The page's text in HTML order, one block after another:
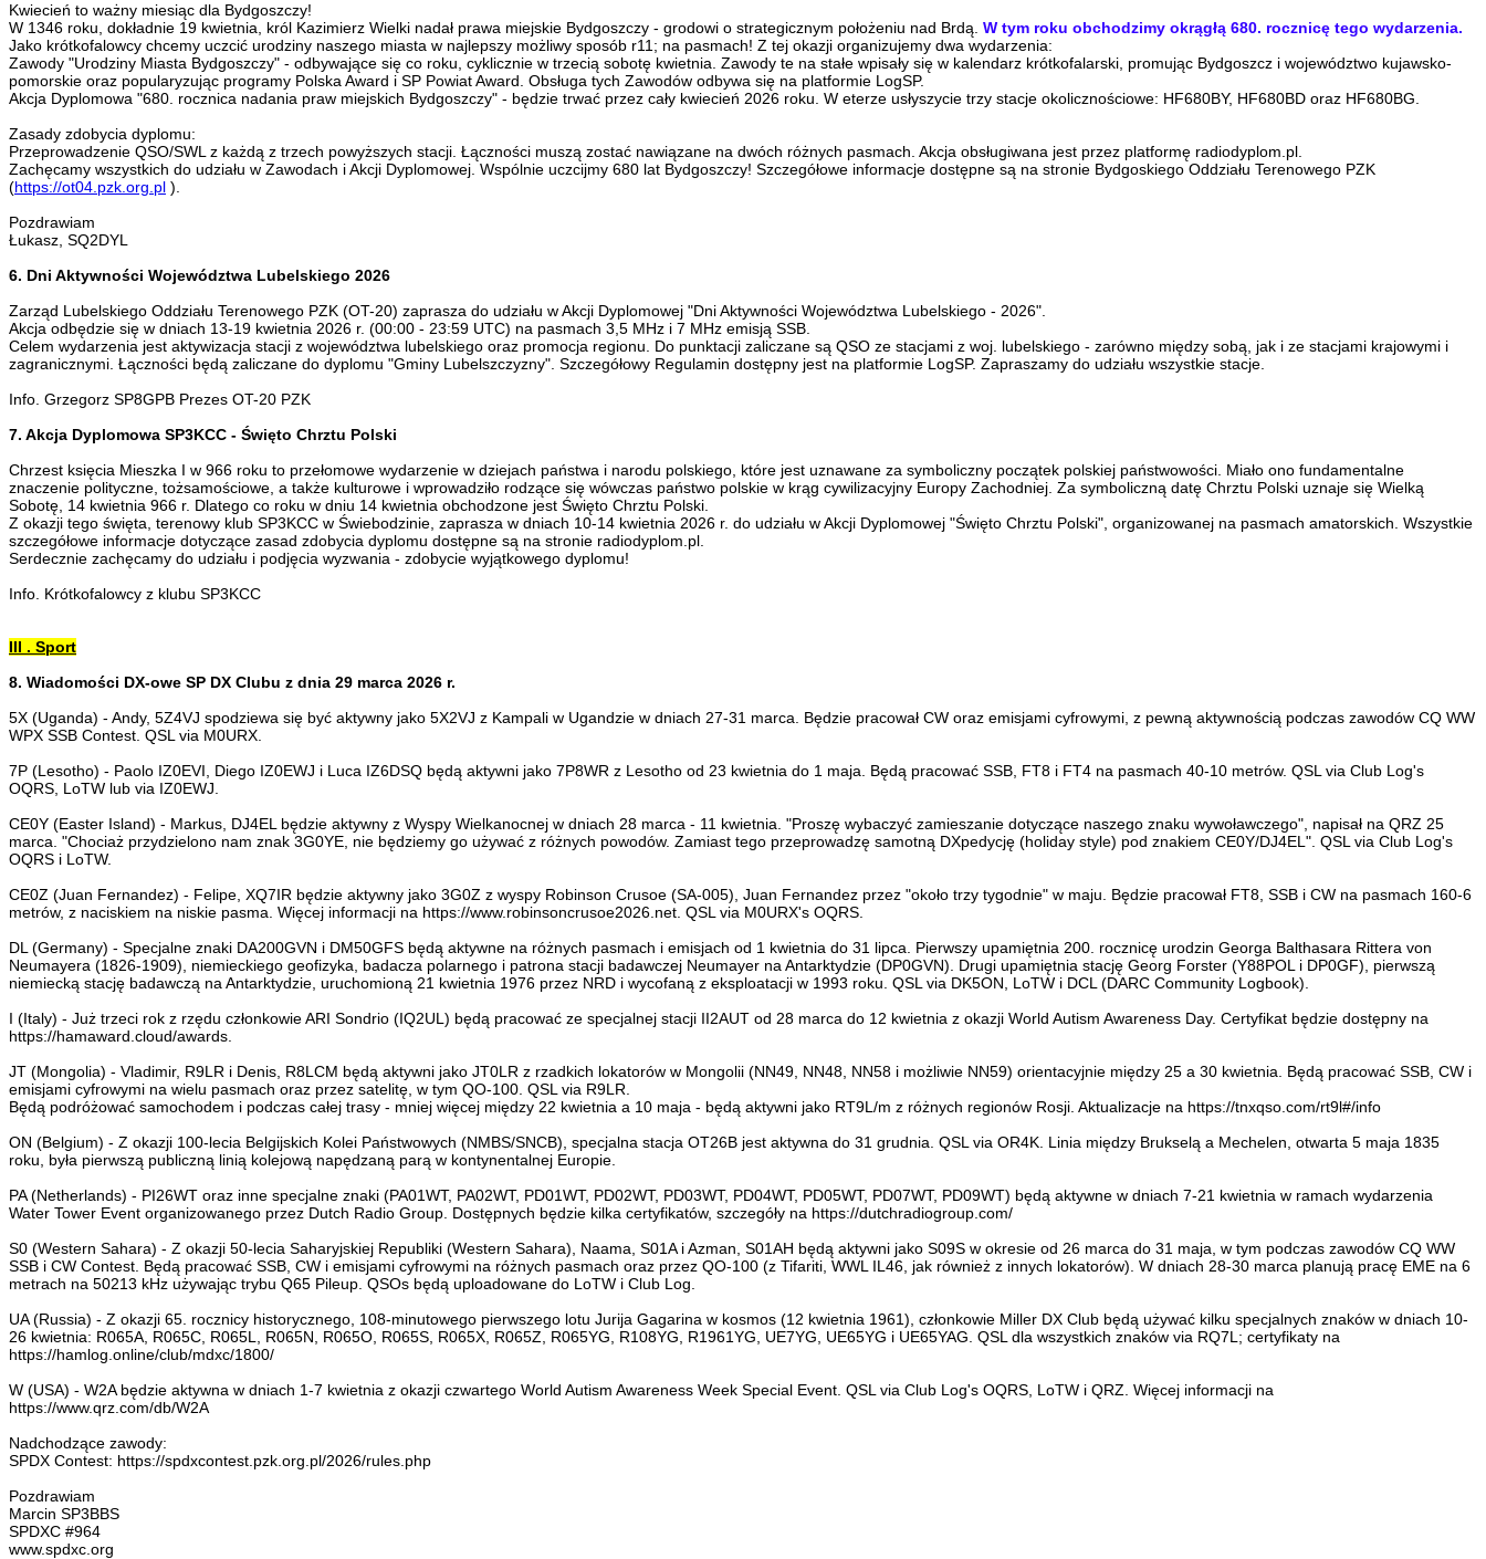
Kwiecień to ważny miesiąc dla Bydgoszczy!
W 1346 roku, dokładnie 19 kwietnia, król Kazimierz Wielki nadał prawa miejskie Bydgoszczy - grodowi o strategicznym położeniu nad Brdą. W tym roku obchodzimy okrągłą 680. rocznicę tego wydarzenia.
Jako krótkofalowcy chcemy uczcić urodziny naszego miasta w najlepszy możliwy sposób r11; na pasmach! Z tej okazji organizujemy dwa wydarzenia:
Zawody "Urodziny Miasta Bydgoszczy" - odbywające się co roku, cyklicznie w trzecią sobotę kwietnia. Zawody te na stałe wpisały się w kalendarz krótkofalarski, promując Bydgoszcz i województwo kujawsko-
pomorskie oraz popularyzując programy Polska Award i SP Powiat Award. Obsługa tych Zawodów odbywa się na platformie LogSP.
Akcja Dyplomowa "680. rocznica nadania praw miejskich Bydgoszczy" - będzie trwać przez cały kwiecień 2026 roku. W eterze usłyszycie trzy stacje okolicznościowe: HF680BY, HF680BD oraz HF680BG.
Zasady zdobycia dyplomu:
Przeprowadzenie QSO/SWL z każdą z trzech powyższych stacji. Łączności muszą zostać nawiązane na dwóch różnych pasmach. Akcja obsługiwana jest przez platformę radiodyplom.pl.
Zachęcamy wszystkich do udziału w Zawodach i Akcji Dyplomowej. Wspólnie uczcijmy 680 lat Bydgoszczy! Szczegółowe informacje dostępne są na stronie Bydgoskiego Oddziału Terenowego PZK
(https://ot04.pzk.org.pl ).
Pozdrawiam
Łukasz, SQ2DYL
6. Dni Aktywności Województwa Lubelskiego 2026
Zarząd Lubelskiego Oddziału Terenowego PZK (OT-20) zaprasza do udziału w Akcji Dyplomowej "Dni Aktywności Województwa Lubelskiego - 2026".
Akcja odbędzie się w dniach 13-19 kwietnia 2026 r. (00:00 - 23:59 UTC) na pasmach 3,5 MHz i 7 MHz emisją SSB.
Celem wydarzenia jest aktywizacja stacji z województwa lubelskiego oraz promocja regionu. Do punktacji zaliczane są QSO ze stacjami z woj. lubelskiego - zarówno między sobą, jak i ze stacjami krajowymi i
zagranicznymi. Łączności będą zaliczane do dyplomu "Gminy Lubelszczyzny". Szczegółowy Regulamin dostępny jest na platformie LogSP. Zapraszamy do udziału wszystkie stacje.
Info. Grzegorz SP8GPB Prezes OT-20 PZK
7. Akcja Dyplomowa SP3KCC - Święto Chrztu Polski
Chrzest księcia Mieszka I w 966 roku to przełomowe wydarzenie w dziejach państwa i narodu polskiego, które jest uznawane za symboliczny początek polskiej państwowości. Miało ono fundamentalne
znaczenie polityczne, tożsamościowe, a także kulturowe i wprowadziło rodzące się wówczas państwo polskie w krąg cywilizacyjny Europy Zachodniej. Za symboliczną datę Chrztu Polski uznaje się Wielką
Sobotę, 14 kwietnia 966 r. Dlatego co roku w dniu 14 kwietnia obchodzone jest Święto Chrztu Polski.
Z okazji tego święta, terenowy klub SP3KCC w Świebodzinie, zaprasza w dniach 10-14 kwietnia 2026 r. do udziału w Akcji Dyplomowej "Święto Chrztu Polski", organizowanej na pasmach amatorskich. Wszystkie
szczegółowe informacje dotyczące zasad zdobycia dyplomu dostępne są na stronie radiodyplom.pl.
Serdecznie zachęcamy do udziału i podjęcia wyzwania - zdobycie wyjątkowego dyplomu!
Info. Krótkofalowcy z klubu SP3KCC
III . Sport
8. Wiadomości DX-owe SP DX Clubu z dnia 29 marca 2026 r.
5X (Uganda) - Andy, 5Z4VJ spodziewa się być aktywny jako 5X2VJ z Kampali w Ugandzie w dniach 27-31 marca. Będzie pracował CW oraz emisjami cyfrowymi, z pewną aktywnością podczas zawodów CQ WW
WPX SSB Contest. QSL via M0URX.
7P (Lesotho) - Paolo IZ0EVI, Diego IZ0EWJ i Luca IZ6DSQ będą aktywni jako 7P8WR z Lesotho od 23 kwietnia do 1 maja. Będą pracować SSB, FT8 i FT4 na pasmach 40-10 metrów. QSL via Club Log's
OQRS, LoTW lub via IZ0EWJ.
CE0Y (Easter Island) - Markus, DJ4EL będzie aktywny z Wyspy Wielkanocnej w dniach 28 marca - 11 kwietnia. "Proszę wybaczyć zamieszanie dotyczące naszego znaku wywoławczego", napisał na QRZ 25
marca. "Chociaż przydzielono nam znak 3G0YE, nie będziemy go używać z różnych powodów. Zamiast tego przeprowadzę samotną DXpedycję (holiday style) pod znakiem CE0Y/DJ4EL". QSL via Club Log's
OQRS i LoTW.
CE0Z (Juan Fernandez) - Felipe, XQ7IR będzie aktywny jako 3G0Z z wyspy Robinson Crusoe (SA-005), Juan Fernandez przez "około trzy tygodnie" w maju. Będzie pracował FT8, SSB i CW na pasmach 160-6
metrów, z naciskiem na niskie pasma. Więcej informacji na https://www.robinsoncrusoe2026.net. QSL via M0URX's OQRS.
DL (Germany) - Specjalne znaki DA200GVN i DM50GFS będą aktywne na różnych pasmach i emisjach od 1 kwietnia do 31 lipca. Pierwszy upamiętnia 200. rocznicę urodzin Georga Balthasara Rittera von
Neumayera (1826-1909), niemieckiego geofizyka, badacza polarnego i patrona stacji badawczej Neumayer na Antarktydzie (DP0GVN). Drugi upamiętnia stację Georg Forster (Y88POL i DP0GF), pierwszą
niemiecką stację badawczą na Antarktydzie, uruchomioną 21 kwietnia 1976 przez NRD i wycofaną z eksploatacji w 1993 roku. QSL via DK5ON, LoTW i DCL (DARC Community Logbook).
I (Italy) - Już trzeci rok z rzędu członkowie ARI Sondrio (IQ2UL) będą pracować ze specjalnej stacji II2AUT od 28 marca do 12 kwietnia z okazji World Autism Awareness Day. Certyfikat będzie dostępny na
https://hamaward.cloud/awards.
JT (Mongolia) - Vladimir, R9LR i Denis, R8LCM będą aktywni jako JT0LR z rzadkich lokatorów w Mongolii (NN49, NN48, NN58 i możliwie NN59) orientacyjnie między 25 a 30 kwietnia. Będą pracować SSB, CW i
emisjami cyfrowymi na wielu pasmach oraz przez satelitę, w tym QO-100. QSL via R9LR.
Będą podróżować samochodem i podczas całej trasy - mniej więcej między 22 kwietnia a 10 maja - będą aktywni jako RT9L/m z różnych regionów Rosji. Aktualizacje na https://tnxqso.com/rt9l#/info
ON (Belgium) - Z okazji 100-lecia Belgijskich Kolei Państwowych (NMBS/SNCB), specjalna stacja OT26B jest aktywna do 31 grudnia. QSL via OR4K. Linia między Brukselą a Mechelen, otwarta 5 maja 1835
roku, była pierwszą publiczną linią kolejową napędzaną parą w kontynentalnej Europie.
PA (Netherlands) - PI26WT oraz inne specjalne znaki (PA01WT, PA02WT, PD01WT, PD02WT, PD03WT, PD04WT, PD05WT, PD07WT, PD09WT) będą aktywne w dniach 7-21 kwietnia w ramach wydarzenia
Water Tower Event organizowanego przez Dutch Radio Group. Dostępnych będzie kilka certyfikatów, szczegóły na https://dutchradiogroup.com/
S0 (Western Sahara) - Z okazji 50-lecia Saharyjskiej Republiki (Western Sahara), Naama, S01A i Azman, S01AH będą aktywni jako S09S w okresie od 26 marca do 31 maja, w tym podczas zawodów CQ WW
SSB i CW Contest. Będą pracować SSB, CW i emisjami cyfrowymi na różnych pasmach oraz przez QO-100 (z Tifariti, WWL IL46, jak również z innych lokatorów). W dniach 28-30 marca planują pracę EME na 6
metrach na 50213 kHz używając trybu Q65 Pileup. QSOs będą uploadowane do LoTW i Club Log.
UA (Russia) - Z okazji 65. rocznicy historycznego, 108-minutowego pierwszego lotu Jurija Gagarina w kosmos (12 kwietnia 1961), członkowie Miller DX Club będą używać kilku specjalnych znaków w dniach 10-
26 kwietnia: R065A, R065C, R065L, R065N, R065O, R065S, R065X, R065Z, R065YG, R108YG, R1961YG, UE7YG, UE65YG i UE65YAG. QSL dla wszystkich znaków via RQ7L; certyfikaty na
https://hamlog.online/club/mdxc/1800/
W (USA) - W2A będzie aktywna w dniach 1-7 kwietnia z okazji czwartego World Autism Awareness Week Special Event. QSL via Club Log's OQRS, LoTW i QRZ. Więcej informacji na
https://www.qrz.com/db/W2A
Nadchodzące zawody:
SPDX Contest: https://spdxcontest.pzk.org.pl/2026/rules.php
Pozdrawiam
Marcin SP3BBS
SPDXC #964
www.spdxc.org